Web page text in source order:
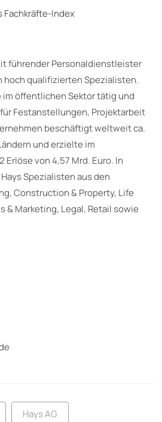
Fachkräfte-Index
führender Personaldienstleister
hoch qualifizierten Spezialisten.
im öffentlichen Sektor tätig und
Festanstellungen, Projektarbeit
beschäftigt weltweit ca.
und erzielte im
Erlöse von 4,57 Mrd. Euro. In
Spezialisten aus den
Construction & Property, Life
& Marketing, Legal, Retail sowie
Hays AG